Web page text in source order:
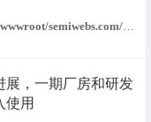
wp-content/themes/Relive-Pro/public/basic-functions.php
展，一期厂房和研发
使用